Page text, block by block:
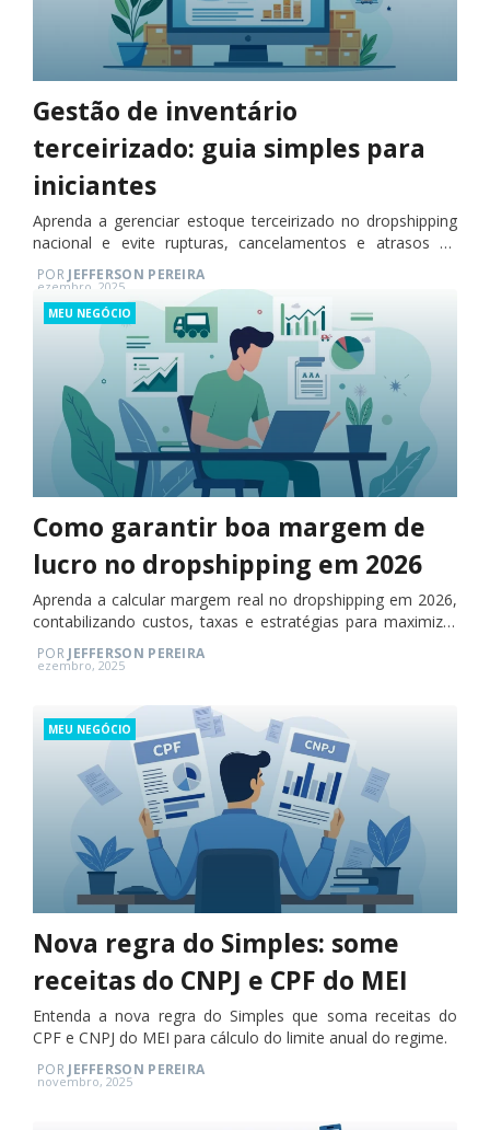
Gestão de inventário
terceirizado: guia simples para
iniciantes
Aprenda a gerenciar estoque terceirizado no dropshipping
nacional e evite rupturas, cancelamentos e atrasos na
entrega.
PORJEFFERSON PEREIRA
Posted
on
ezembro, 2025
Categories
MEU NEGÓCIO
Como garantir boa margem de
lucro no dropshipping em 2026
Aprenda a calcular margem real no dropshipping em 2026,
contabilizando custos, taxas e estratégias para maximizar
lucro.
PORJEFFERSON PEREIRA
Posted
ezembro, 2025
Categories
MEU NEGÓCIO
Nova regra do Simples: some
receitas do CNPJ e CPF do MEI
Entenda a nova regra do Simples que soma receitas do
CPF e CNPJ do MEI para cálculo do limite anual do regime.
PORJEFFERSON PEREIRA
Posted
novembro, 2025